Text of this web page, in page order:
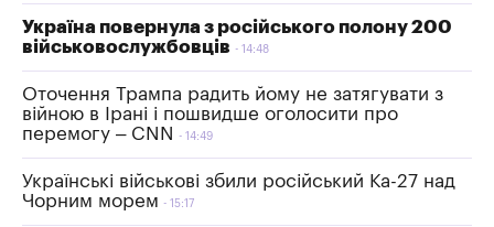
Україна повернула з російського полону 200
військовослужбовців
14:48
Оточення Трампа радить йому не затягувати з
війною в Ірані і пошвидше оголосити про
перемогу – CNN
14:49
Українські військові збили російський Ка-27 над
Чорним морем
15:17